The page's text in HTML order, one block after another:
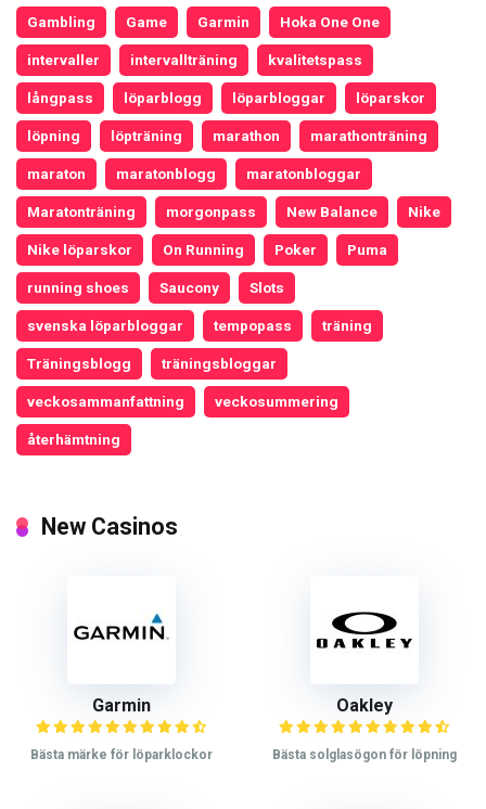
Gambling Game Garmin Hoka One One
intervaller intervallträning kvalitetspass
långpass löparblogg löparbloggar löparskor
löpning löpträning marathon marathonträning
maraton maratonblogg maratonbloggar
Maratonträning morgonpass New Balance Nike
Nike löparskor On Running Poker Puma
running shoes Saucony Slots
svenska löparbloggar tempopass träning
Träningsblogg träningsbloggar
veckosammanfattning veckosummering
återhämtning
New Casinos
Garmin
Bästa märke för löparklockor
Oakley
Bästa solglasögon för löpning